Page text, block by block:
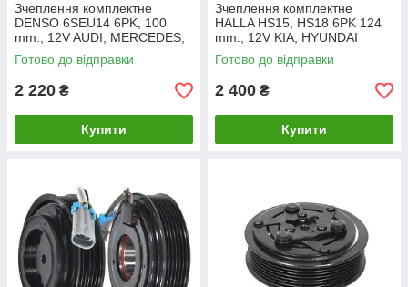
Зчеплення комплектне
DENSO 6SEU14 6PK, 100
mm., 12V AUDI, MERCEDES,
SEAT, SKODA, VOLKSWAGEN
(CA547)
Готово до відправки
2 220 ₴
Купити
Зчеплення комплектне
HALLA HS15, HS18 6PK 124
mm., 12V KIA, HYUNDAI
(CA530)
Готово до відправки
2 400 ₴
Купити